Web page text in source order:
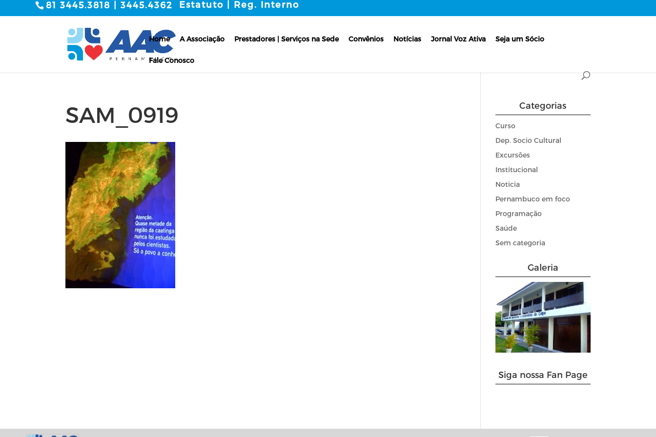
81 3445.3818 | 3445.4362 Estatuto | Reg. Interno
Home A Associação Prestadores | Serviços na Sede Convênios Notícias Jornal Voz Ativa Seja um Sócio
Fale Conosco
SAM_0919 Categorias
Curso
Dep. Socio Cultural
Excursões
Institucional
Noticia
Pernambuco em foco
Programação
Saúde
Sem categoria
Galeria
Siga nossa Fan Page